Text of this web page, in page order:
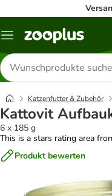
Menü
Produkte
suchen
Katzenfutter & Zubehör
Kattovit
6 x 185 g
This is a stars rating area
Produkt bewerten